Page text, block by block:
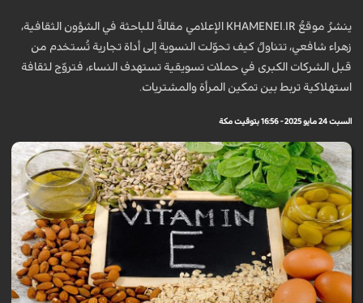
ينشرُ موقعُ KHAMENEI.IR الإعلامي مقالةً للباحثة في الشؤون الثقافية،
زهراء شافعي، تتناولُ كيف تحوّلت النسوية إلى أداة تجارية تُستخدم من
قبل الشركات الكبرى في حملات تسويقية تستهدف النساء، فتروّج لثقافة
استهلاكية تربط بين تمكين المرأة والمشتريات.
السبت 24 مايو 2025 - 16:56 بتوقيت مكة